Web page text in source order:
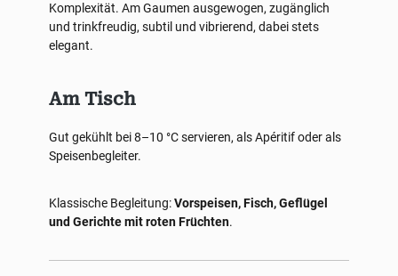
Komplexität. Am Gaumen ausgewogen, zugänglich
und trinkfreudig, subtil und vibrierend, dabei stets
elegant.
Am Tisch
Gut gekühlt bei 8–10 °C servieren, als Apéritif oder als
Speisenbegleiter.
Klassische Begleitung:Vorspeisen, Fisch, Geflügel
und Gerichte mit roten Früchten.